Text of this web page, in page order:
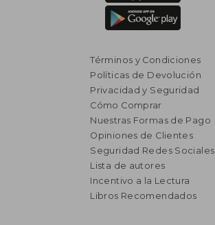
₡ 16.812
Términos y Condiciones
Políticas de Devolución
Privacidad y Seguridad
Cómo Comprar
Nuestras Formas de Pago
Opiniones de Clientes
Seguridad Redes Sociales
Lista de autores
Incentivo a la Lectura
Libros Recomendados